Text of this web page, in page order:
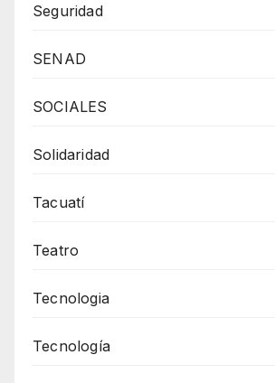
Seguridad
SENAD
SOCIALES
Solidaridad
Tacuatí
Teatro
Tecnologia
Tecnología